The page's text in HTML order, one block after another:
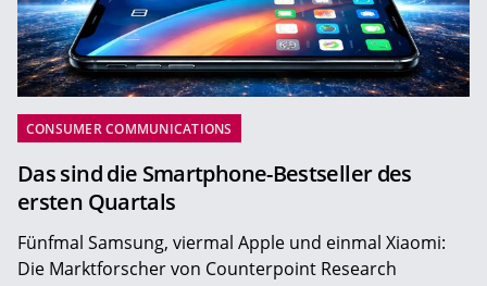
CONSUMER COMMUNICATIONS
Das sind die Smartphone-Bestseller des
ersten Quartals
Fünfmal Samsung, viermal Apple und einmal Xiaomi:
Die Marktforscher von Counterpoint Research